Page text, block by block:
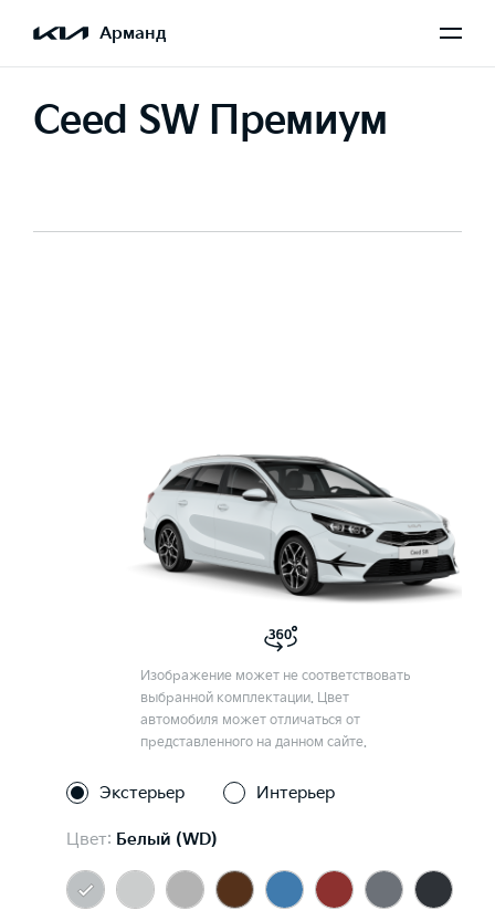
Арманд
Ceed SW Премиум
Изображение может не соответствовать
выбранной комплектации. Цвет
автомобиля может отличаться от
представленного на данном сайте.
Экстерьер Интерьер
Цвет: Белый (WD)